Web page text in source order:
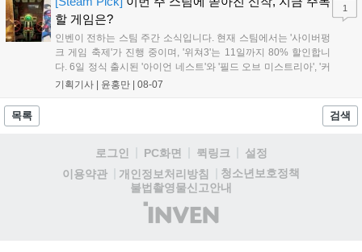
리'도 스팀에 정식 출시되었습니다....
할 게임은?
인벤이 전하는 스팀 주간 소식입니다. 현재 스팀에서는 '사이버펑
크 게임 축제'가 진행 중이며, '위쳐3'는 11일까지 80% 할인합니
다. 6일 정식 출시된 '아이언 네스트'와 '필드 오브 미스트리아', '커
세어 코브'가 호평받고 있습니다. 한편, 7일 출시된 '마블 투혼'은
다. 유비소프트의 '고스트리콘: 와일드랜드'는 7년 만의 대규모 업
기획기사 | 윤홍만 | 08-07
1
목록 검색
로그인 PC화면 퀵링크
설정
이용약관
개인정보처리방침
청소년보호정책
불법촬영물신고안내
(주)
인